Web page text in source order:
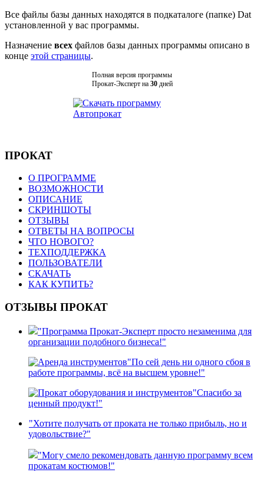
Все файлы базы данных находятся в подкаталоге (папке) Dat
установленной у вас программы.
Назначение всех файлов базы данных программы описано в
конце этой страницы.
Полная версия программы
Прокат-Эксперт на 30дней
ПРОКАТ
О ПРОГРАММЕ
ВОЗМОЖНОСТИ
ОПИСАНИЕ
СКРИНШОТЫ
ОТЗЫВЫ
ОТВЕТЫ НА ВОПРОСЫ
ЧТО НОВОГО?
ТЕХПОДДЕРЖКА
ПОЛЬЗОВАТЕЛИ
СКАЧАТЬ
КАК КУПИТЬ?
ОТЗЫВЫ ПРОКАТ
"Программа Прокат-Эксперт просто незаменима для
организации подобного бизнеса!"
"По сей день ни одного сбоя в
работе программы, всё на высшем уровне!"
"Спасибо за
ценный продукт!"
"Хотите получать от проката не только прибыль, но и
удовольствие?"
"Могу смело рекомендовать данную программу всем
прокатам костюмов!"